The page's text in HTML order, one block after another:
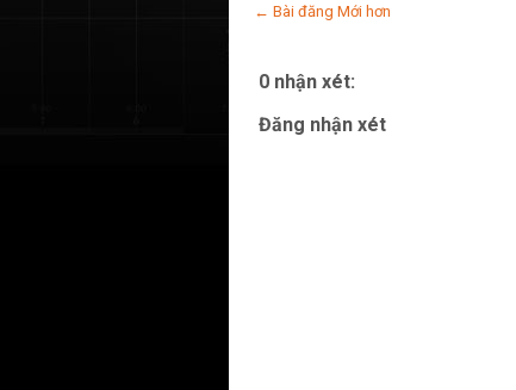
← Bài đăng Mới hơn
0 nhận xét:
Đăng nhận xét